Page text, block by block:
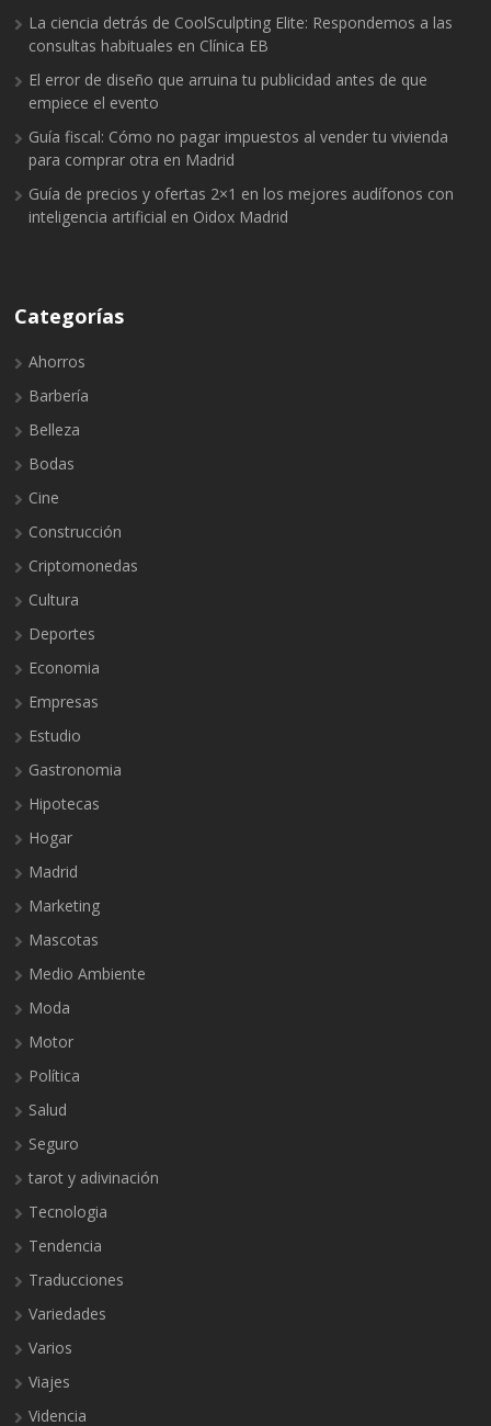
La ciencia detrás de CoolSculpting Elite: Respondemos a las
consultas habituales en Clínica EB
El error de diseño que arruina tu publicidad antes de que
empiece el evento
Guía fiscal: Cómo no pagar impuestos al vender tu vivienda
para comprar otra en Madrid
Guía de precios y ofertas 2×1 en los mejores audífonos con
inteligencia artificial en Oidox Madrid
Categorías
Ahorros
Barbería
Belleza
Bodas
Cine
Construcción
Criptomonedas
Cultura
Deportes
Economia
Empresas
Estudio
Gastronomia
Hipotecas
Hogar
Madrid
Marketing
Mascotas
Medio Ambiente
Moda
Motor
Política
Salud
Seguro
tarot y adivinación
Tecnologia
Tendencia
Traducciones
Variedades
Varios
Viajes
Videncia